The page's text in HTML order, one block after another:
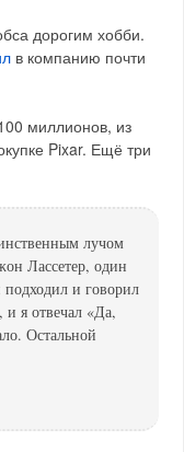
дорогим хобби.
в компанию почти
миллионов, из
Pixar. Ещё три
лучом
Лассетер, один
и говорил
я отвечал «Да,
Остальной